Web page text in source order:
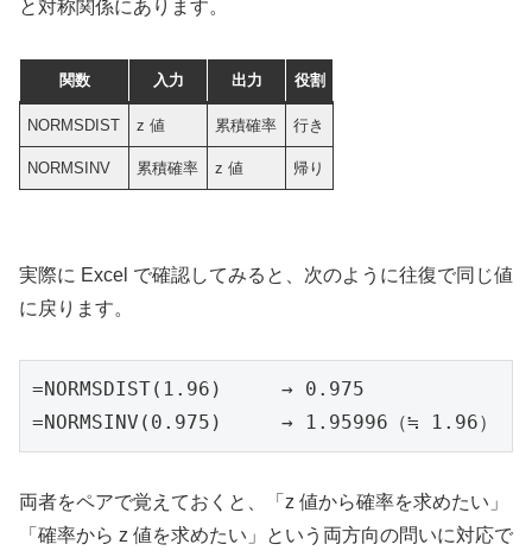
と対称関係にあります。
関数 入力 出力 役割
NORMSDIST z 値 累積確率 行き
NORMSINV 累積確率 z 値 帰り
実際に Excel で確認してみると、次のように往復で同じ値
に戻ります。
=NORMSDIST(1.96)     → 0.975
=NORMSINV(0.975)     → 1.95996（≒ 1.96）
両者をペアで覚えておくと、「z 値から確率を求めたい」
「確率から z 値を求めたい」という両方向の問いに対応で